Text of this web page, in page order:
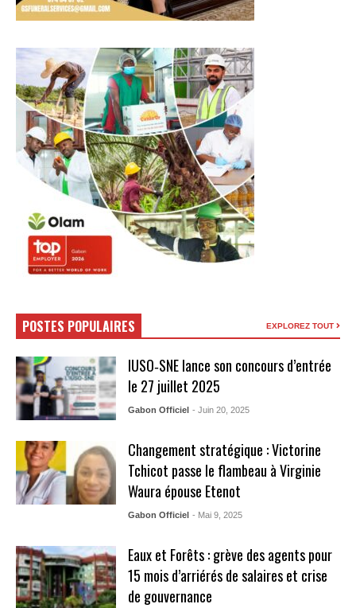
POSTES POPULAIRES EXPLOREZ TOUT
IUSO‑SNE lance son concours d’entrée
le 27 juillet 2025
Gabon Officiel - Juin 20, 2025
Changement stratégique : Victorine
Tchicot passe le flambeau à Virginie
Waura épouse Etenot
Gabon Officiel - Mai 9, 2025
Eaux et Forêts : grève des agents pour
15 mois d’arriérés de salaires et crise
de gouvernance